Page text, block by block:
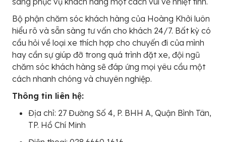
Bộ phận chăm sóc khách hàng của Hoàng Khởi luôn
hiểu rõ và sẵn sàng tư vấn cho khách 24/7. Bất kỳ có
cầu hỏi về loại xe thích hợp cho chuyến đi của mình
hay cần sự giúp đỡ trong quá trình đặt xe, đội ngũ
chăm sóc khách hàng sẽ đáp ứng mọi yêu cầu một
cách nhanh chóng và chuyên nghiệp.
Thông tin liên hệ:
Địa chỉ: 27 Đường Số 4, P. BHH A, Quận Bình Tân,
TP. Hồ Chí Minh